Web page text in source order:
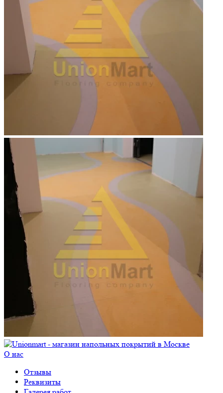
О нас
Отзывы
Реквизиты